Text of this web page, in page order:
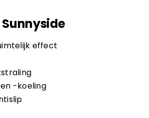
effect
-koeling